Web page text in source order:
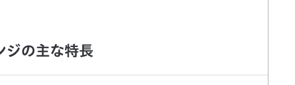
ジの主な特長